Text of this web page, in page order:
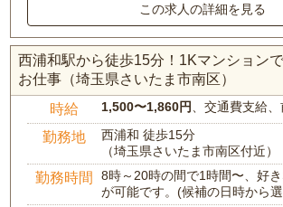
この求人の詳細を見る
西浦和駅から徒歩15分！1Kマンション
お仕事（埼玉県さいたま市南区）
時給 1,500〜1,860円 、交通費支給
勤務地
西浦和 徒歩15分
（埼玉県さいたま市南区付近）
勤務時間
8時～20時の間で1時間〜、好
が可能です。(候補の日時から